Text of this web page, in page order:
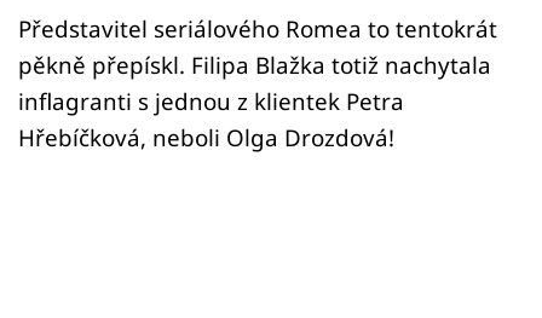
Sledujte nás
Představitel seriálového Romea to tentokrát
pěkně přepískl. Filipa Blažka totiž nachytala
inflagranti s jednou z klientek Petra
Hřebíčková, neboli Olga Drozdová!